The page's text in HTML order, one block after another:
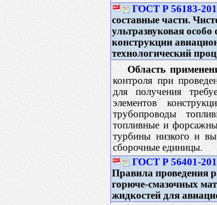
ГОСТ Р 56183-
составные части.
ультразвуковая особо
конструкции
технологический
Область
контроля при
для получения
элементов
трубопроводы
топливные и
турбины низкого и
сборочные единицы.
ГОСТ Р 56401-
Правила проведения
горюче-смазочных
жидкостей для